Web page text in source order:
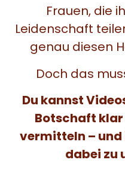
Frauen, die
Leidenschaft
genau diesen
Doch das
Du kannst
Botschaft
vermitteln – und
dabei zu